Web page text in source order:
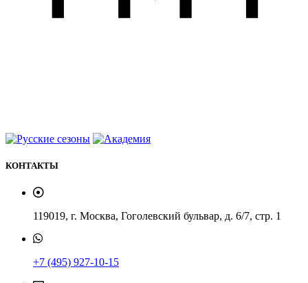
КОНТАКТЫ
119019, г. Москва, Гоголевский бульвар, д. 6/7, стр. 1
+7 (495) 927-10-15